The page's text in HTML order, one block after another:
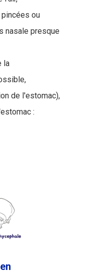
ou
nasale presque
la
de l'estomac),
: